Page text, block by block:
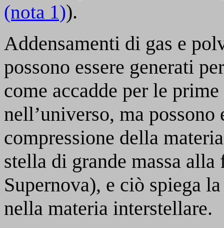
(nota 1)).
Addensamenti di gas e
possono essere generati
come accadde per le
nell’universo, ma
compressione della
stella di grande massa
Supernova), e ciò spiega
nella materia interstellare.